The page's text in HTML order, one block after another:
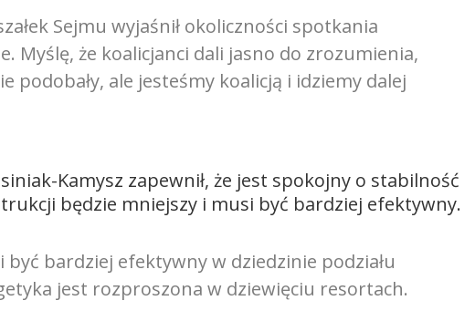
Sejmu wyjaśnił okoliczności spotkania
Myślę, że koalicjanci dali jasno do zrozumienia,
podobały, ale jesteśmy koalicją i idziemy dalej
Kamysz zapewnił, że jest spokojny o stabilność
będzie mniejszy i musi być bardziej efektywny.
bardziej efektywny w dziedzinie podziału
jest rozproszona w dziewięciu resortach.